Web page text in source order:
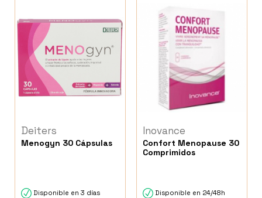
Deiters
Menogyn 30 Cápsulas
Disponible en 3 días
Inovance
Confort Menopause 30
Comprimidos
Disponible en 24/48h